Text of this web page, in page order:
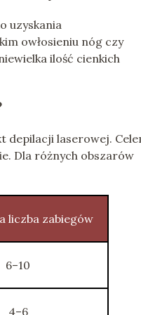
uzyskania
owłosieniu nóg czy
ilość cienkich
depilacji laserowej.
Dla różnych obszarów
liczba zabiegów
6–10
4–6